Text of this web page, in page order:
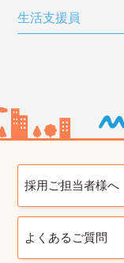
生活支援員
採用ご担当者様へ
よくあるご質問